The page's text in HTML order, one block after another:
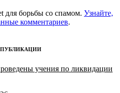
для борьбы со спамом. Узнайте,
комментариев.
учения по ликвидации